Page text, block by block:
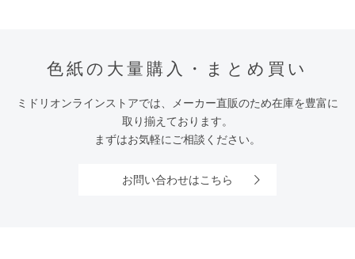
色紙の大量購入・まとめ買い
ミドリオンラインストアでは、メーカー直販のため在庫を豊富に
取り揃えております。
まずはお気軽にご相談ください。
お問い合わせはこちら